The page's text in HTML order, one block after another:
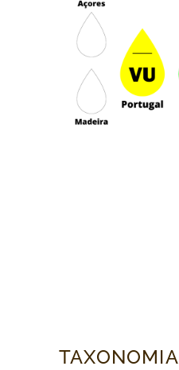
TAXONOMIA